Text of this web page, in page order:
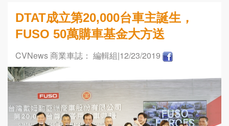
DTAT成立第20,000台車主誕生，
FUSO 50萬購車基金大方送
CVNews 商業車誌： 編輯組|12/23/2019